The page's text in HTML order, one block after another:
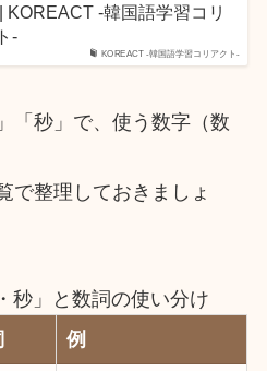
KOREACT -韓国語学習コリアクト-
KOREACT -韓国語学習コリ
-
「秒」で、使う数字（数
で整理しておきましょ
秒」と数詞の使い分け
例